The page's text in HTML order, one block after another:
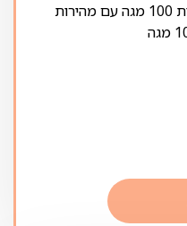
חבילת אינטרנט ספק ותשתית 100 מגה עם מהירות